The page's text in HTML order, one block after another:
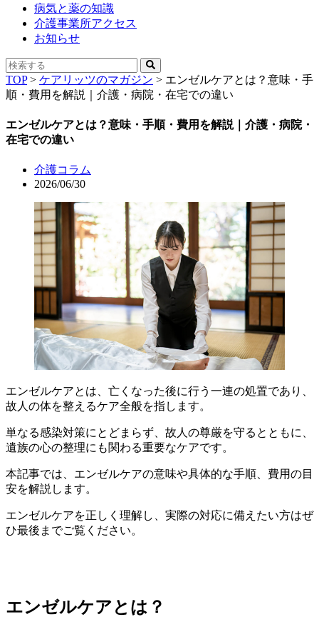
病気と薬の知識
介護事業所アクセス
お知らせ
TOP> ケアリッツのマガジン > エンゼルケアとは？意味・手
順・費用を解説｜介護・病院・在宅での違い
エンゼルケアとは？意味・手順・費用を解説｜介護・病院・
在宅での違い
介護コラム
2026/06/30
エンゼルケアとは、亡くなった後に行う一連の処置であり、
故人の体を整えるケア全般を指します。
単なる感染対策にとどまらず、故人の尊厳を守るとともに、
遺族の心の整理にも関わる重要なケアです。
本記事では、エンゼルケアの意味や具体的な手順、費用の目
安を解説します。
エンゼルケアを正しく理解し、実際の対応に備えたい方はぜ
ひ最後までご覧ください。
エンゼルケアとは？